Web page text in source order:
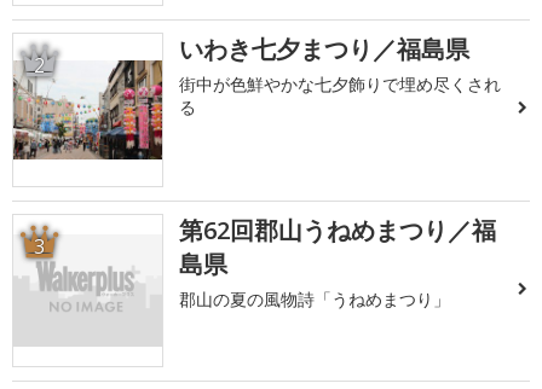
2 いわき七夕まつり／福島県
街中が色鮮やかな七夕飾りで埋め尽くされ
る
3
第62回郡山うねめまつり／福
島県
郡山の夏の風物詩「うねめまつり」